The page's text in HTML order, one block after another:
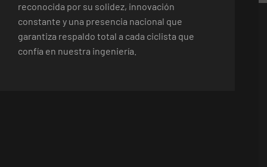
reconocida por su solidez, innovación
constante y una presencia nacional que
garantiza respaldo total a cada ciclista que
confía en nuestra ingeniería.